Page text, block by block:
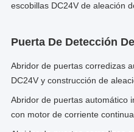
escobillas DC24V de aleación
Puerta De Detección
Abridor de puertas corredizas
DC24V y construcción de
Abridor de puertas automático
con motor de corriente